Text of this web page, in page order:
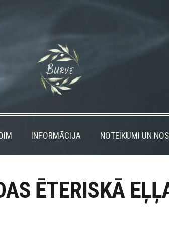
INFORMĀCIJA NOTEIKUMI UN
ĒTERISKĀ